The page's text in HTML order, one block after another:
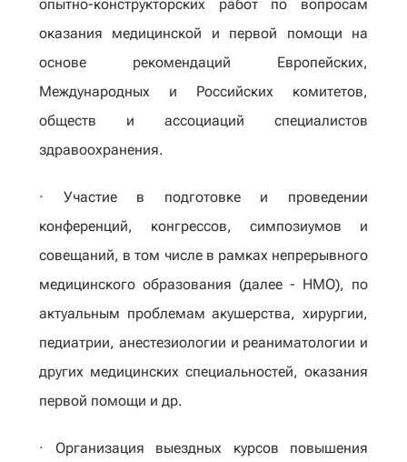
опытно-конструкторских работ по вопросам
оказания медицинской и первой помощи на
основе рекомендаций Европейских,
Международных и Российских комитетов,
обществ и ассоциаций специалистов
здравоохранения.
· Участие в подготовке и проведении
конференций, конгрессов, симпозиумов и
совещаний, в том числе в рамках непрерывного
медицинского образования (далее - НМО), по
актуальным проблемам акушерства, хирургии,
педиатрии, анестезиологии и реаниматологии и
других медицинских специальностей, оказания
первой помощи и др.
· Организация выездных курсов повышения